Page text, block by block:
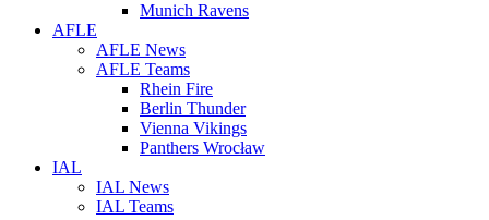
Munich Ravens
AFLE
AFLE News
AFLE Teams
Rhein Fire
Berlin Thunder
Vienna Vikings
Panthers Wrocław
IAL
IAL News
IAL Teams